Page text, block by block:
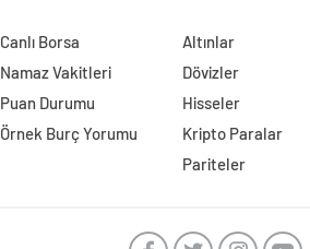
Canlı Borsa
Namaz Vakitleri
Puan Durumu
Örnek Burç Yorumu
Altınlar
Dövizler
Hisseler
Kripto Paralar
Pariteler